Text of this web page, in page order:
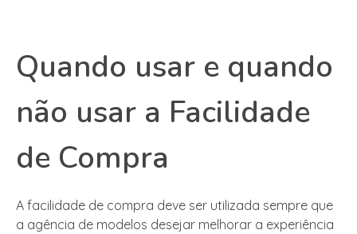
Quando usar e quando
não usar a Facilidade
de Compra
A facilidade de compra deve ser utilizada sempre que
a agência de modelos desejar melhorar a experiência